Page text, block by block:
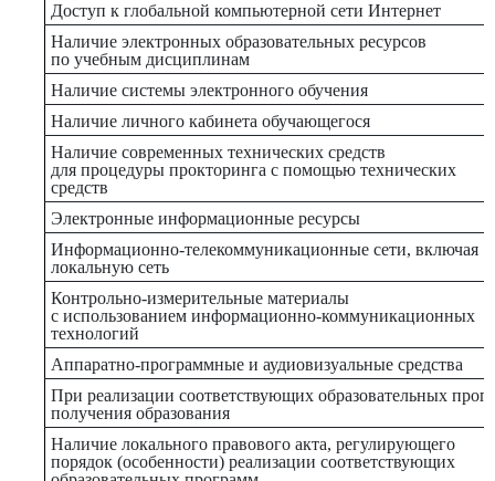
Доступ к глобальной компьютерной сети Интернет
Наличие электронных образовательных ресурсов
по учебным дисциплинам
Наличие системы электронного обучения
Наличие личного кабинета обучающегося
Наличие современных технических средств
для процедуры прокторинга с помощью технических
средств
Электронные информационные ресурсы
Информационно-телекоммуникационные сети, включая
локальную сеть
Контрольно-измерительные материалы
с использованием информационно-коммуникационных
технологий
Аппаратно-программные и аудиовизуальные средства
При реализации соответствующих образовательных
получения образования
Наличие локального правового акта, регулирующего
порядок (особенности) реализации соответствующих